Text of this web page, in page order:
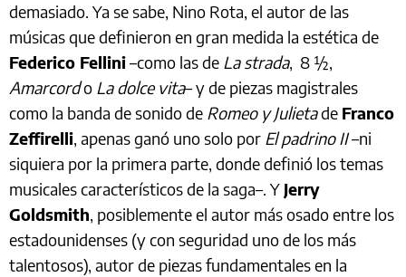
demasiado. Ya se sabe, Nino Rota, el autor de las
músicas que definieron en gran medida la estética de
Federico Fellini–como las de La strada, 8 ½,
Amarcordo La dolce vita– y de piezas magistrales
como la banda de sonido de Romeo y Julietade Franco
Zeffirelli, apenas ganó uno solo por El padrino II–ni
siquiera por la primera parte, donde definió los temas
musicales característicos de la saga–. Y Jerry
Goldsmith, posiblemente el autor más osado entre los
estadounidenses (y con seguridad uno de los más
talentosos), autor de piezas fundamentales en la